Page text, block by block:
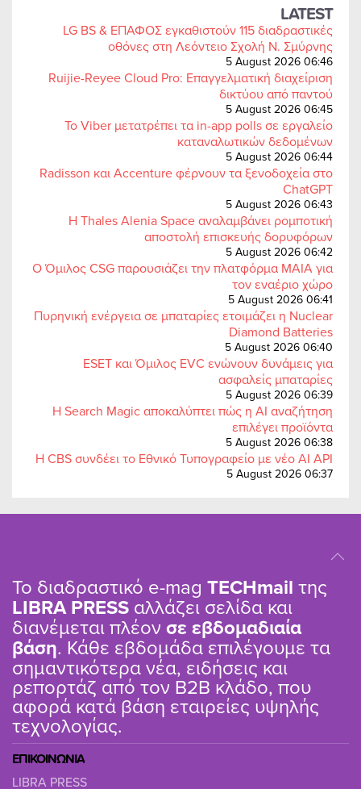
LATEST
LG BS & ΕΠΑΦΟΣ εγκαθιστούν 115 διαδραστικές
οθόνες στη Λεόντειο Σχολή Ν. Σμύρνης
5 August 2026 06:46
Ruijie-Reyee Cloud Pro: Επαγγελματική διαχείριση
δικτύου από παντού
5 August 2026 06:45
Το Viber μετατρέπει τα in-app polls σε εργαλείο
καταναλωτικών δεδομένων
5 August 2026 06:44
Radisson και Accenture φέρνουν τα ξενοδοχεία στο
ChatGPT
5 August 2026 06:43
Η Thales Alenia Space αναλαμβάνει ρομποτική
αποστολή επισκευής δορυφόρων
5 August 2026 06:42
Ο Όμιλος CSG παρουσιάζει την πλατφόρμα MAIA για
τον εναέριο χώρο
5 August 2026 06:41
Πυρηνική ενέργεια σε μπαταρίες ετοιμάζει η Nuclear
Diamond Batteries
5 August 2026 06:40
ESET και Όμιλος EVC ενώνουν δυνάμεις για
ασφαλείς μπαταρίες
5 August 2026 06:39
Η Search Magic αποκαλύπτει πώς η AI αναζήτηση
επιλέγει προϊόντα
5 August 2026 06:38
Η CBS συνδέει το Εθνικό Τυπογραφείο με νέο AI API
5 August 2026 06:37
Το διαδραστικό e-mag TΕCHmail της
LIBRA PRESS αλλάζει σελίδα και
διανέμεται πλέον σε εβδομαδιαία
βάση. Κάθε εβδομάδα επιλέγουμε τα
σημαντικότερα νέα, ειδήσεις και
ρεπορτάζ από τον B2B κλάδο, που
αφορά κατά βάση εταιρείες υψηλής
τεχνολογίας.
ΕΠΙΚΟΙΝΩΝΙΑ
LIBRA PRESS